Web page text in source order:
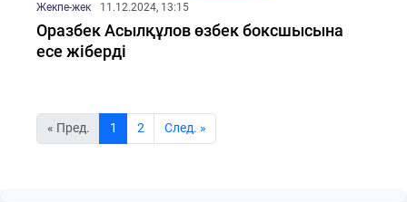
Жекпе-жек 11.12.2024, 13:15
Оразбек Асылқұлов өзбек боксшысына
есе жіберді
« Пред. 1 2 Cлед. »